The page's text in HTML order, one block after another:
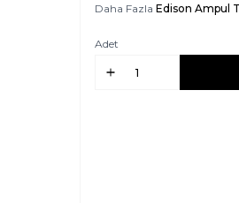
Daha Fazla Edison Ampul
Adet